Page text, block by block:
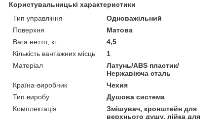
Користувальницькі характеристики
Тип управління
Одноважільний
Поверхня
Матова
Вага нетто, кг
4,5
Кількість вантажних місць
1
Матеріал
Латунь/ABS пластик/
Нержавіюча сталь
Країна-виробник
Чехия
Тип виробу
Душова система
Комплектація
Змішувач, кронштейн для
верхнього душу, лійка для